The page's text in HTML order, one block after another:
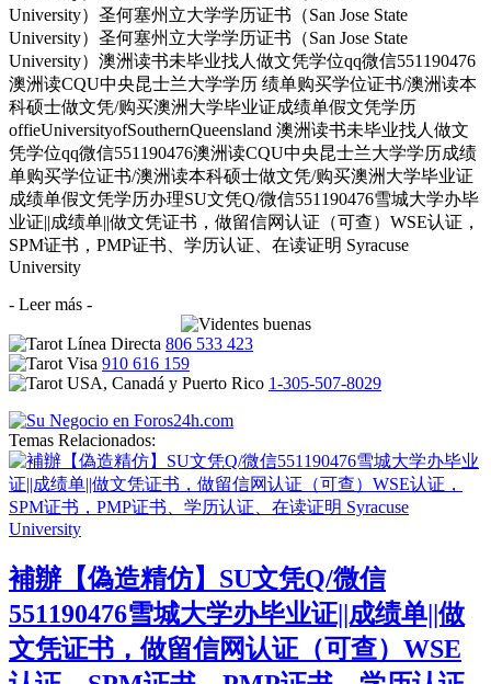
University）圣何塞州立大学学历证书（San Jose State
University）圣何塞州立大学学历证书（San Jose State
University）澳洲读书未毕业找人做文凭学位qq微信551190476
澳洲读CQU中央昆士兰大学学历 绩单购买学位证书/澳洲读本
科硕士做文凭/购买澳洲大学毕业证成绩单假文凭学历
offieUniversityofSouthernQueensland 澳洲读书未毕业找人做文
凭学位qq微信551190476澳洲读CQU中央昆士兰大学学历成绩
单购买学位证书/澳洲读本科硕士做文凭/购买澳洲大学毕业证
成绩单假文凭学历办理SU文凭Q/微信551190476雪城大学办毕
业证||成绩单||做文凭证书，做留信网认证（可查）WSE认证，
SPM证书，PMP证书、学历认证、在读证明 Syracuse
University
- Leer más -
806 533 423
910 616 159
1-305-507-8029
Temas Relacionados:
補辦【偽造精仿】SU文凭Q/微信
551190476雪城大学办毕业证||成绩单||做
文凭证书，做留信网认证（可查）WSE